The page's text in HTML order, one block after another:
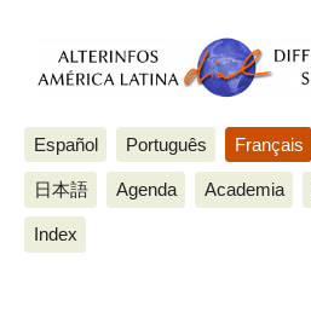
Español Português Français
日本語 Agenda Academia
Index